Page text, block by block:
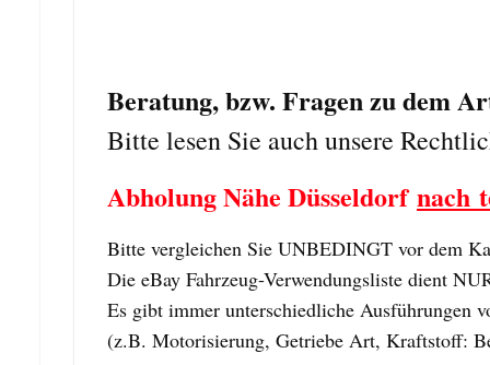
Beratung, bzw. Fragen zu dem
Bitte lesen Sie auch unsere
Abholung Nähe Düsseldorfnach
Bitte vergleichen Sie UNBEDINGT vor dem
Die eBay Fahrzeug-Verwendungsliste dient
Es gibt immer unterschiedliche Ausführungen
(z.B. Motorisierung, Getriebe Art, Kraftstoff: